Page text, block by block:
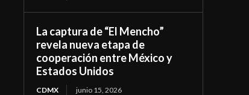
La captura de “El Mencho”
revela nueva etapa de
cooperación entre México y
Estados Unidos
CDMX junio 15, 2026